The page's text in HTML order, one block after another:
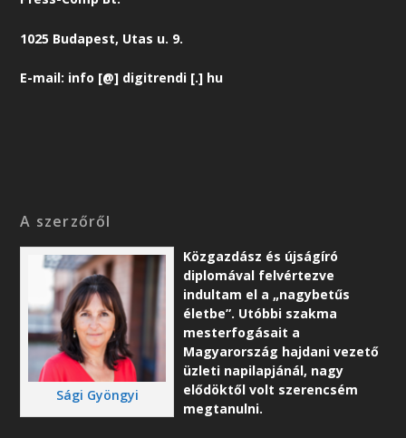
1025 Budapest, Utas u. 9.
E-mail: info [@] digitrendi [.] hu
A szerzőről
Sági Gyöngyi
Közgazdász és újságíró
diplomával felvértezve
indultam el a „nagybetűs
életbe”. Utóbbi szakma
mesterfogásait a
Magyarország hajdani vezető
üzleti napilapjánál, nagy
elődöktől volt szerencsém
megtanulni.